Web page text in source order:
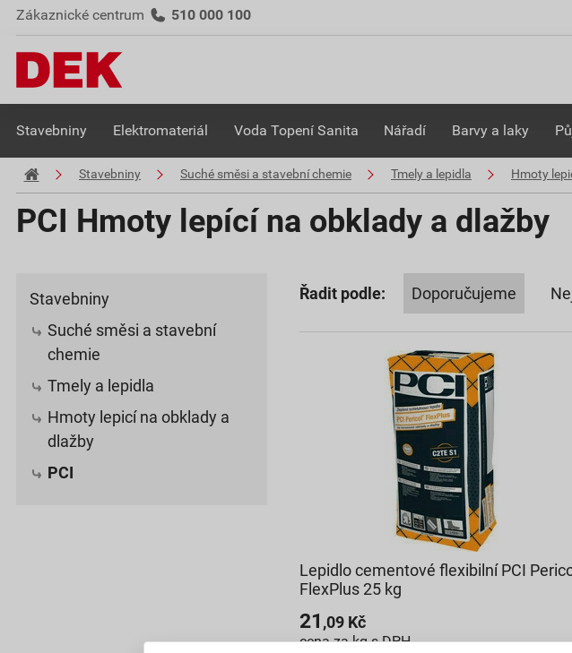
Zákaznické centrum 510 000 100
Stavebniny Elektromateriál Voda Topení Sanita Nářadí Barvy a laky
Stavebniny Suché směsi a stavební chemie Tmely a lepidla Hmoty
PCI Hmoty lepící na obklady a dlažby
Stavebniny
Suché směsi a stavební
chemie
Tmely a lepidla
Hmoty lepicí na obklady a
dlažby
PCI
Řadit podle: Doporučujeme
Lepidlo cementové flexibilní PCI
FlexPlus 25 kg
21 ,09 Kč
cena za kg s DPH